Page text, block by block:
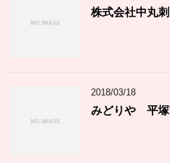
株式会社中丸
2018/03/18
みどりや 平